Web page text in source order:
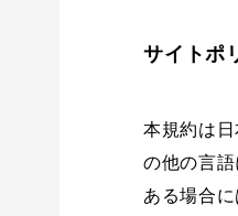
サイトポ
本規約は
の他の言
ある場合